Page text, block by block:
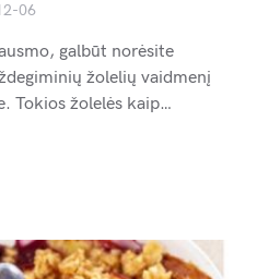
06
galbūt norėsite
žolelių vaidmenį
Tokios žolelės kaip…